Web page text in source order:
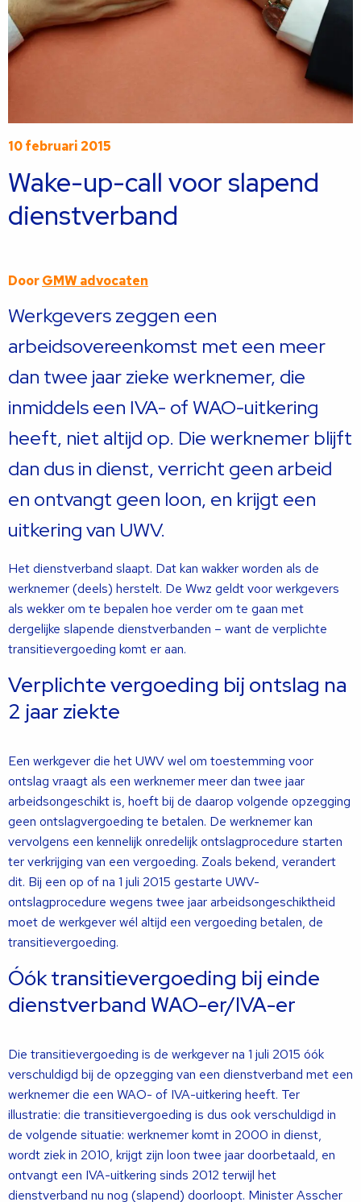
10 februari 2015
Wake-up-call voor slapend
dienstverband
DoorGMW advocaten
Werkgevers zeggen een
arbeidsovereenkomst met een meer
dan twee jaar zieke werknemer, die
inmiddels een IVA- of WAO-uitkering
heeft, niet altijd op. Die werknemer blijft
dan dus in dienst, verricht geen arbeid
en ontvangt geen loon, en krijgt een
uitkering van UWV.
Het dienstverband slaapt. Dat kan wakker worden als de
werknemer (deels) herstelt. De Wwz geldt voor werkgevers
als wekker om te bepalen hoe verder om te gaan met
dergelijke slapende dienstverbanden – want de verplichte
transitievergoeding komt er aan.
Verplichte vergoeding bij ontslag na
2 jaar ziekte
Een werkgever die het UWV wel om toestemming voor
ontslag vraagt als een werknemer meer dan twee jaar
arbeidsongeschikt is, hoeft bij de daarop volgende opzegging
geen ontslagvergoeding te betalen. De werknemer kan
vervolgens een kennelijk onredelijk ontslagprocedure starten
ter verkrijging van een vergoeding. Zoals bekend, verandert
dit. Bij een op of na 1 juli 2015 gestarte UWV-
ontslagprocedure wegens twee jaar arbeidsongeschiktheid
moet de werkgever wél altijd een vergoeding betalen, de
transitievergoeding.
Óók transitievergoeding bij einde
dienstverband WAO-er/IVA-er
Die transitievergoeding is de werkgever na 1 juli 2015 óók
verschuldigd bij de opzegging van een dienstverband met een
werknemer die een WAO- of IVA-uitkering heeft. Ter
illustratie: die transitievergoeding is dus ook verschuldigd in
de volgende situatie: werknemer komt in 2000 in dienst,
wordt ziek in 2010, krijgt zijn loon twee jaar doorbetaald, en
ontvangt een IVA-uitkering sinds 2012 terwijl het
dienstverband nu nog (slapend) doorloopt. Minister Asscher